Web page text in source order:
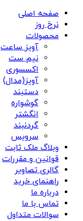
صفحه اصلی
نرخ روز
محصولات
آویز ساعت
نیم ست
اکسسوری
آویز(مدال)
دستبند
گوشواره
انگشتر
گردنبند
سرویس
وبلاگ ملک ثابت
قوانین و مقررات
گالری تصاویر
راهنمای خرید
درباره ما
تماس با ما
سوالات متداول